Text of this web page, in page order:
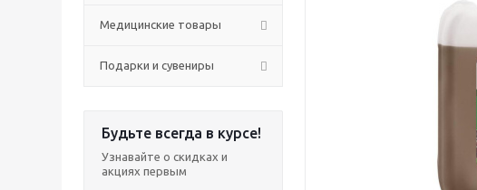
Медицинские товары
Подарки и сувениры
Будьте всегда в курсе!
Узнавайте о скидках и
акциях первым